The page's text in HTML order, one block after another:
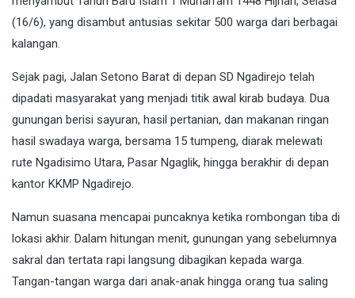
(16/6), yang disambut antusias sekitar 500 warga dari berbagai
kalangan.
Sejak pagi, Jalan Setono Barat di depan SD Ngadirejo telah
dipadati masyarakat yang menjadi titik awal kirab budaya. Dua
gunungan berisi sayuran, hasil pertanian, dan makanan ringan
hasil swadaya warga, bersama 15 tumpeng, diarak melewati
rute Ngadisimo Utara, Pasar Ngaglik, hingga berakhir di depan
kantor KKMP Ngadirejo.
Namun suasana mencapai puncaknya ketika rombongan tiba di
lokasi akhir. Dalam hitungan menit, gunungan yang sebelumnya
sakral dan tertata rapi langsung dibagikan kepada warga.
Tangan-tangan warga dari anak-anak hingga orang tua saling